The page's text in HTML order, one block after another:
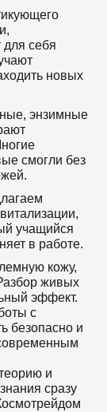
для себя
новых
энзимные
смогли без
учащийся
в работе.
кожу,
живых
эффект.
с
безопасно и
и
сразу